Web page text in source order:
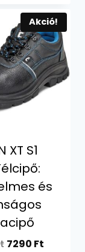
Akció!
XT S1
és
Original
7290 FtCurrent